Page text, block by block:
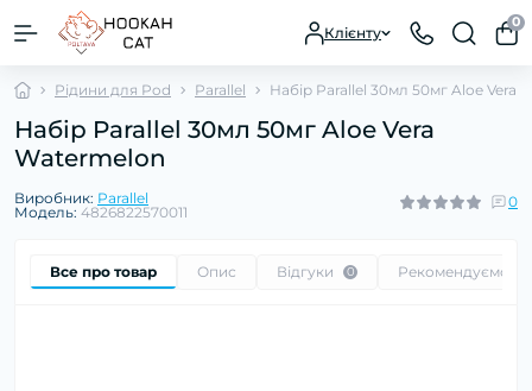
Клієнту
0
Рідини для Pod Parallel Набір Parallel 30мл 50мг Aloe Vera
Набір Parallel 30мл 50мг Aloe Vera
Watermelon
Виробник: Parallel
Модель: 4826822570011
0
Все про товар Опис Відгуки 0 Рекомендуємо